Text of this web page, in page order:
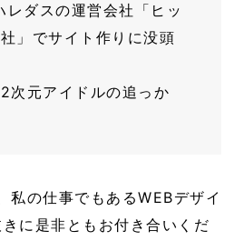
ダスの運営会社「ヒッ
」でサイト作りに没頭
次元アイドルの追っか
私の仕事でもあるWEBデザイ
に是非ともお付き合いくだ